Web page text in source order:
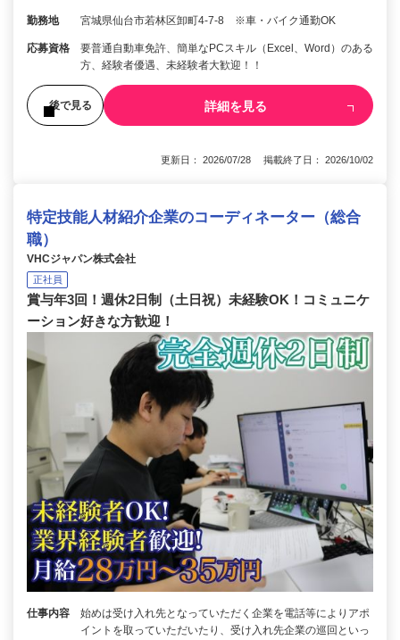
勤務地 宮城県仙台市若林区卸町4-7-8 ※車・バイク通勤OK
応募資格
要普通自動車免許、簡単なPCスキル（Excel、Word）のある
方、経験者優遇、未経験者大歓迎！！
後で見る 詳細を見る
更新日： 2026/07/28 掲載終了日： 2026/10/02
特定技能人材紹介企業のコーディネーター（総合
職）
VHCジャパン株式会社
正社員
賞与年3回！週休2日制（土日祝）未経験OK！コミュニケ
ーション好きな方歓迎！
仕事内容
始めは受け入れ先となっていただく企業を電話等によりアポ
イントを取っていただいたり、受け入れ先企業の巡回といっ